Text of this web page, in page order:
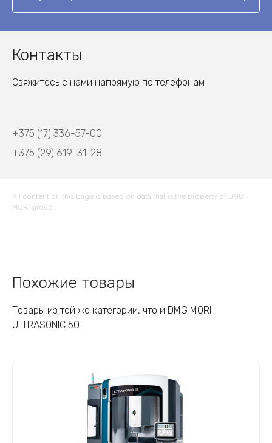
Контакты
Свяжитесь с нами напрямую по телефонам
+375 (17) 336-57-00
+375 (29) 619-31-28
All content on this page is based on data that is the property of DMG
MORI group.
Похожие товары
Товары из той же категории, что и DMG MORI
ULTRASONIC 50